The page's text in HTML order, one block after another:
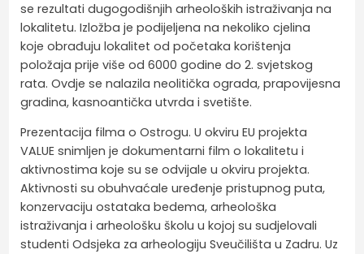
se rezultati dugogodišnjih arheoloških istraživanja na
lokalitetu. Izložba je podijeljena na nekoliko cjelina
koje obrađuju lokalitet od početaka korištenja
položaja prije više od 6000 godine do 2. svjetskog
rata. Ovdje se nalazila neolitička ograda, prapovijesna
gradina, kasnoantička utvrda i svetište.
Prezentacija filma o Ostrogu. U okviru EU projekta
VALUE snimljen je dokumentarni film o lokalitetu i
aktivnostima koje su se odvijale u okviru projekta.
Aktivnosti su obuhvaćale uređenje pristupnog puta,
konzervaciju ostataka bedema, arheološka
istraživanja i arheološku školu u kojoj su sudjelovali
studenti Odsjeka za arheologiju Sveučilišta u Zadru. Uz